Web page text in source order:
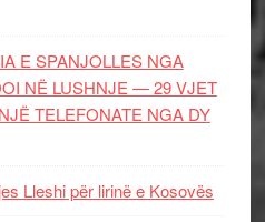
E SPANJOLLES NGA
NË LUSHNJE — 29 VJET
TELEFONATE NGA DY
Lleshi për lirinë e Kosovës